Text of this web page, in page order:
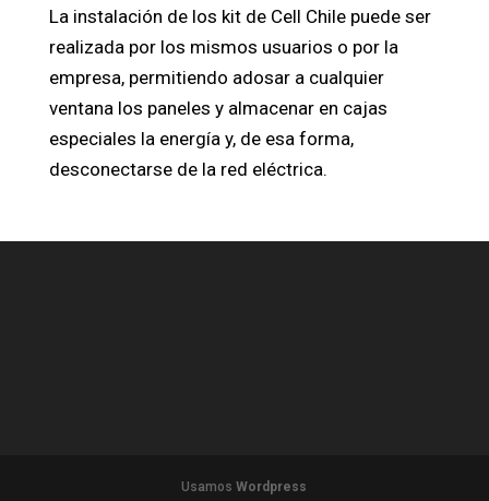
La instalación de los kit de Cell Chile puede ser
realizada por los mismos usuarios o por la
empresa, permitiendo adosar a cualquier
ventana los paneles y almacenar en cajas
especiales la energía y, de esa forma,
desconectarse de la red eléctrica.
UsamosWordpress